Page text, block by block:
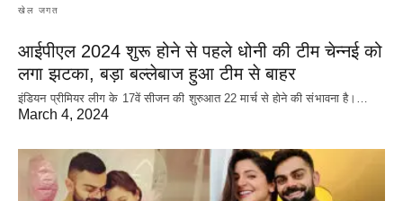
खेल जगत
आईपीएल 2024 शुरू होने से पहले धोनी की टीम चेन्नई को
लगा झटका, बड़ा बल्लेबाज हुआ टीम से बाहर
इंडियन प्रीमियर लीग के 17वें सीजन की शुरुआत 22 मार्च से होने की संभावना है।…
March 4, 2024